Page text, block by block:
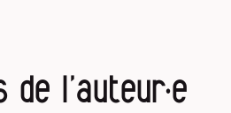
l’auteur·e